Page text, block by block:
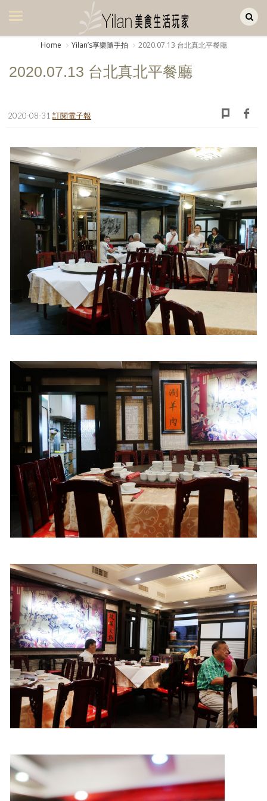
美食集
生活風
書房集
日記簿
餐桌週記
享樂隨手拍
照相簿
影音區
關於Yilan
個人著作
活動實況記錄
媒體報導一覽
合作與代言
訂閱電子報
Home Yilanʼs享樂隨手拍 2020.07.13 台北真北平餐廳
2020.07.13 台北真北平餐廳
2020-08-31 訂閱電子報